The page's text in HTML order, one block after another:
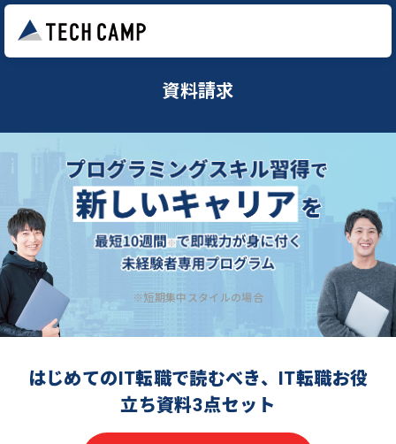
資料請求
※短期集中スタイルの場合
はじめてのIT転職で読むべき、IT転職お役
立ち資料3点セット